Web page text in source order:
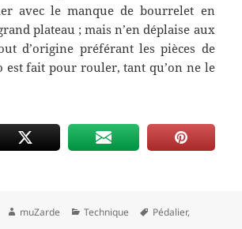
avec le manque de bourrelet en
plateau ; mais n’en déplaise aux
d’origine préférant les pièces de
est fait pour rouler, tant qu’on ne le
Auteur
muZarde Catégories
Technique
Mots-
Pédalier,